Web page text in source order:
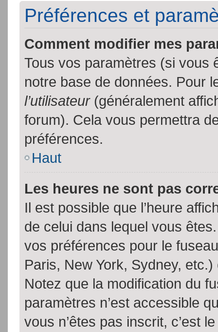
Préférences et
Comment modifier mes
Tous vos paramètres (si vous
notre base de données. Pour
l’utilisateur(généralement
forum). Cela vous permettra
préférences.
Haut
Les heures ne sont pas
Il est possible que l’heure
de celui dans lequel vous
vos préférences pour le
Paris, New York, Sydney,
Notez que la modification du
paramètres n’est accessible
vous n’êtes pas inscrit, c’est